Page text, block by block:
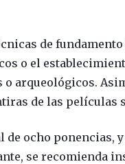
de
o el
arqueológicos.
de las películas
de ocho ponencias,
se recomienda